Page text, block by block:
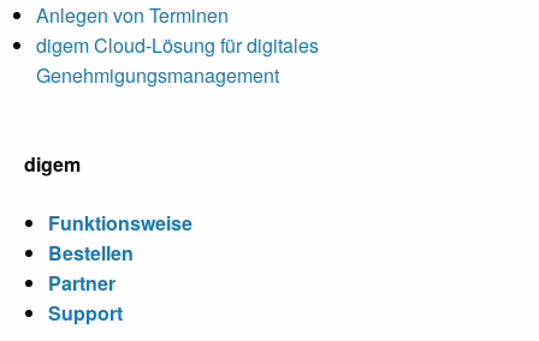
Anlegen von Terminen
digem Cloud-Lösung für digitales
Genehmigungsmanagement
digem
Funktionsweise
Bestellen
Partner
Support